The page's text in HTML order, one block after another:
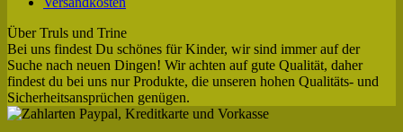
Über Truls und Trine
Bei uns findest Du schönes für Kinder, wir sind immer auf der
Suche nach neuen Dingen! Wir achten auf gute Qualität, daher
findest du bei uns nur Produkte, die unseren hohen Qualitäts- und
Sicherheitsansprüchen genügen.